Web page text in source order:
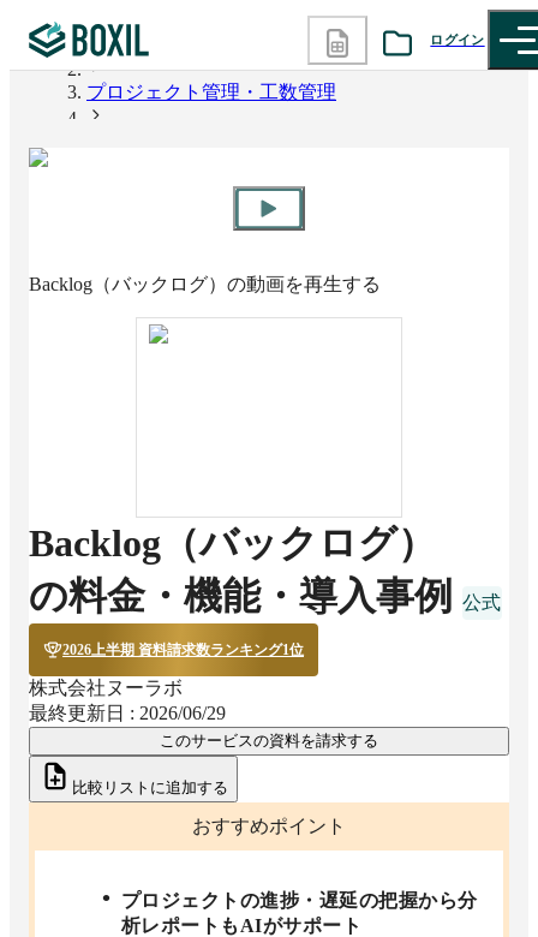
ログイン
カテゴリから探す
BOXIL
プロジェクト管理・工数管理
Backlog（バックログ） の動画を再生する
Backlog（バックログ）
の料金・機能・導入事例
2026上半期 資料請求数ランキング1位
株式会社ヌーラボ
最終更新日 : 2026/06/29
このサービスの資料を請求する
比較リストに追加する
おすすめポイント
プロジェクトの進捗・遅延の把握から分
析レポートもAIがサポート